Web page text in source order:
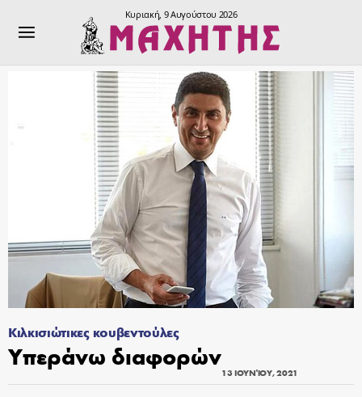
Κυριακή, 9 Αυγούστου 2026
Κιλκισιώτικες κουβεντούλες
Υπεράνω διαφορών
13 ΙΟΥΝΊΟΥ, 2021